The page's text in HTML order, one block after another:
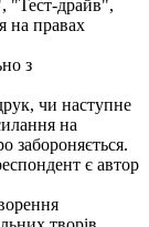
"Тест-драйв",
на правах
з
чи наступне
на
забороняється.
є автор